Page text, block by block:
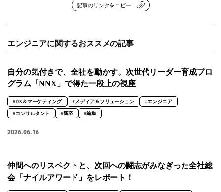
記事のリンクをコピー
エンジニアに関するおススメの記事
自分の気付きで、全社を動かす。次世代リーダー育成プロ
グラム「NNX」で得た一段上の視座
#DX＆マーケティング #メディア＆ソリューション #エンジニア
#コンサルタント #新卒 #編集
2026.06.16
仲間へのリスペクトと、次回への闘志がみなぎった全社総
会「ナイルアワード」をレポート！